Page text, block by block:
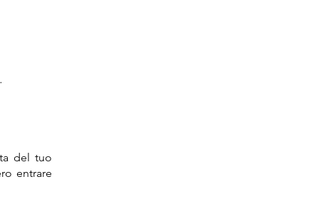
del tuo
entrare